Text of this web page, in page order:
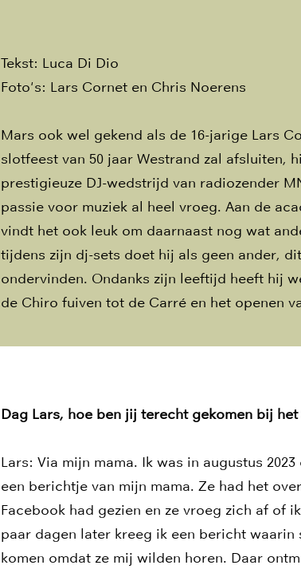
Tekst: Luca Di Dio
Foto's: Lars Cornet en Chris Noerens
Mars ook wel gekend als de 16-jarige Lars
slotfeest van 50 jaar Westrand zal afsluiten,
prestigieuze DJ-wedstrijd van radiozender
passie voor muziek al heel vroeg. Aan de
vindt het ook leuk om daarnaast nog wat
tijdens zijn dj-sets doet hij als geen ander,
ondervinden. Ondanks zijn leeftijd heeft hij
de Chiro fuiven tot de Carré en het openen
Dag Lars, hoe ben jij terecht gekomen bij
Lars: Via mijn mama. Ik was in augustus
een berichtje van mijn mama. Ze had het
Facebook had gezien en ze vroeg zich af of
paar dagen later kreeg ik een bericht
komen omdat ze mij wilden horen. Daar